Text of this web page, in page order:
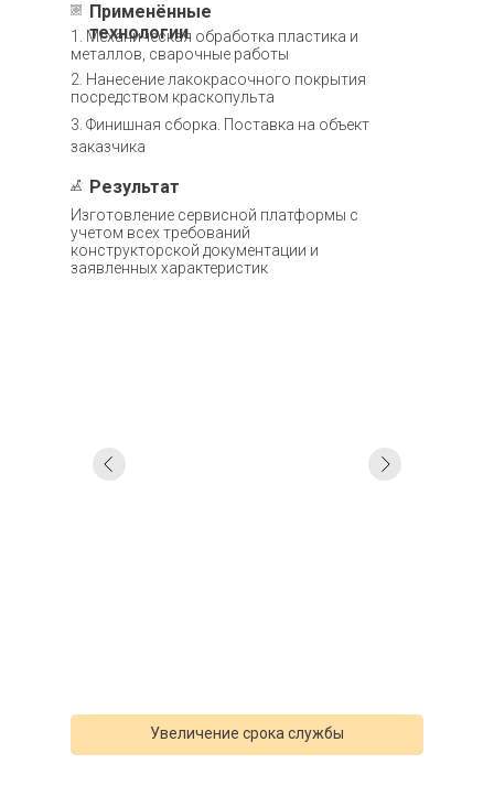
Изготовление сервисной платформы с
учетом всех требований
конструкторской документации и
заявленных характеристик
Результат
1. Механическая обработка пластика и
металлов, сварочные работы
Применённые
технологии
2. Нанесение лакокрасочного покрытия
посредством краскопульта
3. Финишная сборка. Поставка на объект
заказчика
Увеличение срока службы